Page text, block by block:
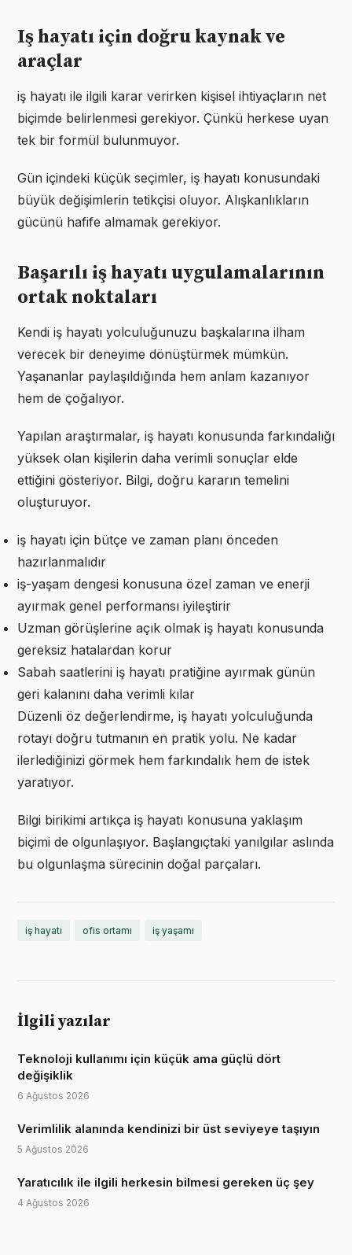
Iş hayatı için doğru kaynak ve
araçlar
iş hayatı ile ilgili karar verirken kişisel ihtiyaçların net
biçimde belirlenmesi gerekiyor. Çünkü herkese uyan
tek bir formül bulunmuyor.
Gün içindeki küçük seçimler, iş hayatı konusundaki
büyük değişimlerin tetikçisi oluyor. Alışkanlıkların
gücünü hafife almamak gerekiyor.
Başarılı iş hayatı uygulamalarının
ortak noktaları
Kendi iş hayatı yolculuğunuzu başkalarına ilham
verecek bir deneyime dönüştürmek mümkün.
Yaşananlar paylaşıldığında hem anlam kazanıyor
hem de çoğalıyor.
Yapılan araştırmalar, iş hayatı konusunda farkındalığı
yüksek olan kişilerin daha verimli sonuçlar elde
ettiğini gösteriyor. Bilgi, doğru kararın temelini
oluşturuyor.
iş hayatı için bütçe ve zaman planı önceden
hazırlanmalıdır
iş-yaşam dengesi konusuna özel zaman ve enerji
ayırmak genel performansı iyileştirir
Uzman görüşlerine açık olmak iş hayatı konusunda
gereksiz hatalardan korur
Sabah saatlerini iş hayatı pratiğine ayırmak günün
geri kalanını daha verimli kılar
Düzenli öz değerlendirme, iş hayatı yolculuğunda
rotayı doğru tutmanın en pratik yolu. Ne kadar
ilerlediğinizi görmek hem farkındalık hem de istek
yaratıyor.
Bilgi birikimi artıkça iş hayatı konusuna yaklaşım
biçimi de olgunlaşıyor. Başlangıçtaki yanılgılar aslında
bu olgunlaşma sürecinin doğal parçaları.
iş hayatı ofis ortamı iş yaşamı
İlgili yazılar
Teknoloji kullanımı için küçük ama güçlü dört
değişiklik
6 Ağustos 2026
Verimlilik alanında kendinizi bir üst seviyeye taşıyın
5 Ağustos 2026
Yaratıcılık ile ilgili herkesin bilmesi gereken üç şey
4 Ağustos 2026